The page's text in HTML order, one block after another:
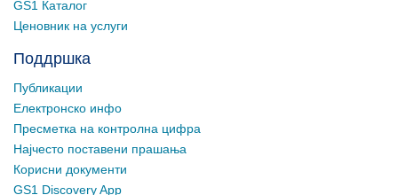
GS1 Каталог
Ценовник на услуги
Поддршка
Публикации
Електронско инфо
Пресметка на контролна цифра
Најчесто поставени прашања
Корисни документи
GS1 Discovery App